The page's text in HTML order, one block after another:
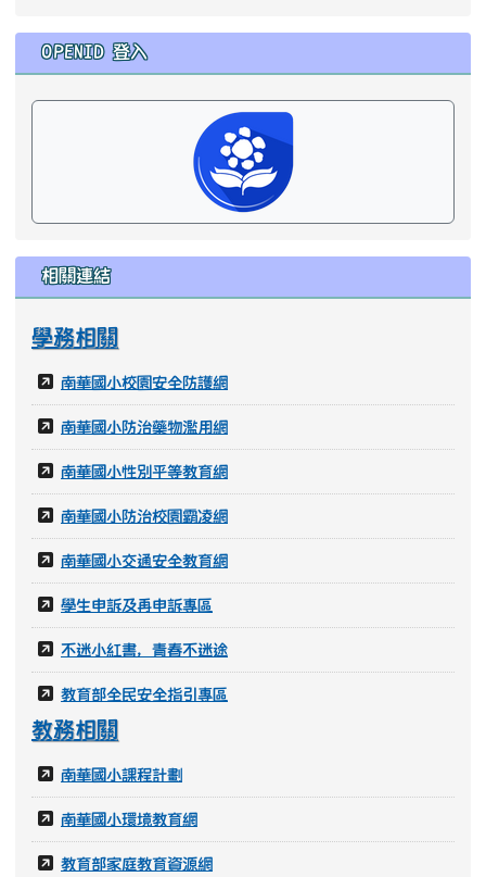
OPENID 登入
相關連結
學務相關
南華國小校園安全防護網
南華國小防治藥物濫用網
南華國小性別平等教育網
南華國小防治校園霸凌網
南華國小交通安全教育網
學生申訴及再申訴專區
不迷小紅書，青春不迷途
教育部全民安全指引專區
教務相關
南華國小課程計劃
南華國小環境教育網
教育部家庭教育資源網